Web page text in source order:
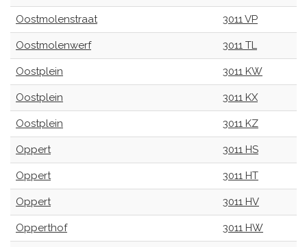
Oostmolenstraat 3011 VP
Oostmolenwerf 3011 TL
Oostplein 3011 KW
Oostplein 3011 KX
Oostplein 3011 KZ
Oppert 3011 HS
Oppert 3011 HT
Oppert 3011 HV
Opperthof 3011 HW